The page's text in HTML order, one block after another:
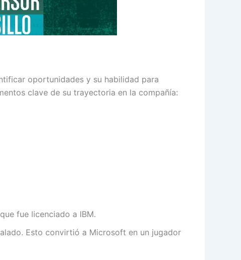
oportunidades y su habilidad para
clave de su trayectoria en la compañía:
fue licenciado a IBM.
Esto convirtió a Microsoft en un jugador